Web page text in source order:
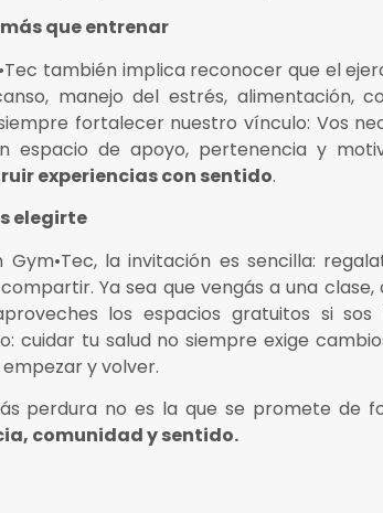
que entrenar
también implica reconocer que el
manejo del estrés, alimentación,
fortalecer nuestro vínculo: Vos
espacio de apoyo, pertenencia y
experiencias con sentido.
elegirte
Gym•Tec, la invitación es sencilla:
Ya sea que vengás a una
los espacios gratuitos si sos
cuidar tu salud no siempre exige
y volver.
perdura no es la que se promete de
comunidad y sentido.